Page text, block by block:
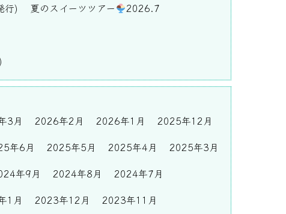
行) 夏のスイーツツアー
2026.7
3月 2026年2月 2026年1月
2025年12月
年6月 2025年5月 2025年4月
2025年3月
年9月 2024年8月
2024年7月
1月 2023年12月
2023年11月